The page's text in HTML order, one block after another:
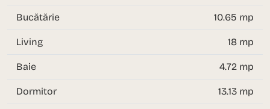
Bucătărie 10.65 mp
Living 18 mp
Baie 4.72 mp
Dormitor 13.13 mp